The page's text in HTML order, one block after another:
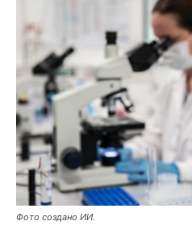
Фото создано ИИ.